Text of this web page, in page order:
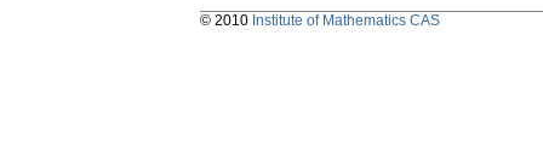
© 2010 Institute of Mathematics CAS